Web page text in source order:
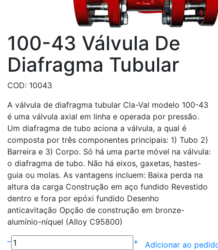
100-43 Válvula De
Diafragma Tubular
COD: 10043
A válvula de diafragma tubular Cla-Val modelo 100-43
é uma válvula axial em linha e operada por pressão.
Um diafragma de tubo aciona a válvula, a qual é
composta por três componentes principais: 1) Tubo 2)
Barreira e 3) Corpo. Só há uma parte móvel na válvula:
o diafragma de tubo. Não há eixos, gaxetas, hastes-
guia ou molas. As vantagens incluem: Baixa perda na
altura da carga Construção em aço fundido Revestido
dentro e fora por epóxi fundido Desenho
anticavitação Opção de construção em bronze-
alumínio-níquel (Alloy C95800)
–
+ Adicionar ao